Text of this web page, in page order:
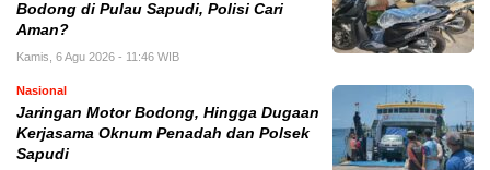
Bodong di Pulau Sapudi, Polisi Cari
Aman?
Kamis, 6 Agu 2026 - 11:46 WIB
Nasional
Jaringan Motor Bodong, Hingga Dugaan
Kerjasama Oknum Penadah dan Polsek
Sapudi